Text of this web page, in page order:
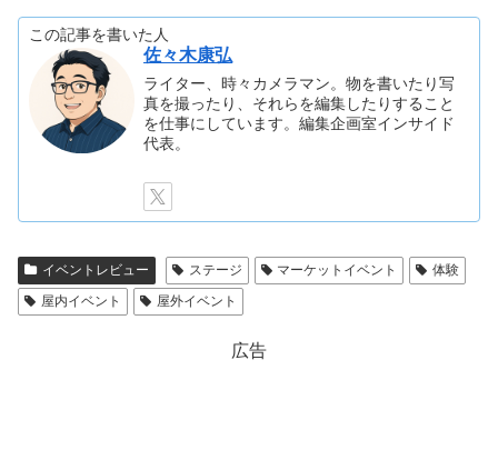
この記事を書いた人
佐々木康弘
ライター、時々カメラマン。物を書いたり写
真を撮ったり、それらを編集したりすること
を仕事にしています。編集企画室インサイド
代表。
イベントレビュー ステージ マーケットイベント
体験
屋内イベント
屋外イベント
広告